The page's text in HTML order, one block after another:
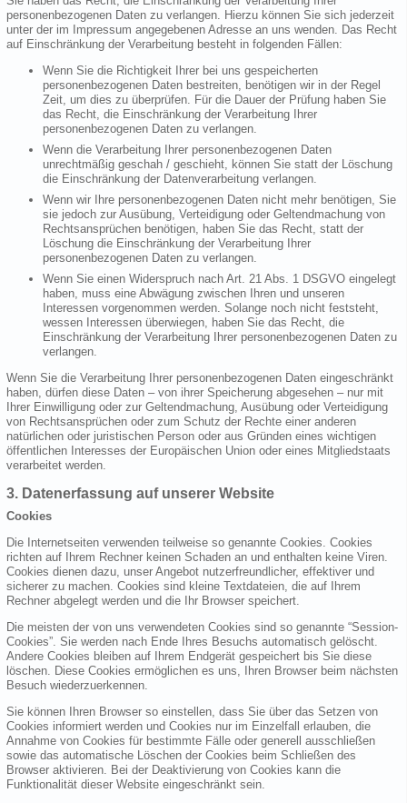
personenbezogenen Daten zu verlangen. Hierzu können Sie sich jederzeit
unter der im Impressum angegebenen Adresse an uns wenden. Das Recht
auf Einschränkung der Verarbeitung besteht in folgenden Fällen:
Wenn Sie die Richtigkeit Ihrer bei uns gespeicherten
personenbezogenen Daten bestreiten, benötigen wir in der Regel
Zeit, um dies zu überprüfen. Für die Dauer der Prüfung haben Sie
das Recht, die Einschränkung der Verarbeitung Ihrer
personenbezogenen Daten zu verlangen.
Wenn die Verarbeitung Ihrer personenbezogenen Daten
unrechtmäßig geschah / geschieht, können Sie statt der Löschung
die Einschränkung der Datenverarbeitung verlangen.
Wenn wir Ihre personenbezogenen Daten nicht mehr benötigen, Sie
sie jedoch zur Ausübung, Verteidigung oder Geltendmachung von
Rechtsansprüchen benötigen, haben Sie das Recht, statt der
Löschung die Einschränkung der Verarbeitung Ihrer
personenbezogenen Daten zu verlangen.
Wenn Sie einen Widerspruch nach Art. 21 Abs. 1 DSGVO eingelegt
haben, muss eine Abwägung zwischen Ihren und unseren
Interessen vorgenommen werden. Solange noch nicht feststeht,
wessen Interessen überwiegen, haben Sie das Recht, die
Einschränkung der Verarbeitung Ihrer personenbezogenen Daten zu
verlangen.
Wenn Sie die Verarbeitung Ihrer personenbezogenen Daten eingeschränkt
haben, dürfen diese Daten – von ihrer Speicherung abgesehen – nur mit
Ihrer Einwilligung oder zur Geltendmachung, Ausübung oder Verteidigung
von Rechtsansprüchen oder zum Schutz der Rechte einer anderen
natürlichen oder juristischen Person oder aus Gründen eines wichtigen
öffentlichen Interesses der Europäischen Union oder eines Mitgliedstaats
verarbeitet werden.
3. Datenerfassung auf unserer Website
Cookies
Die Internetseiten verwenden teilweise so genannte Cookies. Cookies
richten auf Ihrem Rechner keinen Schaden an und enthalten keine Viren.
Cookies dienen dazu, unser Angebot nutzerfreundlicher, effektiver und
sicherer zu machen. Cookies sind kleine Textdateien, die auf Ihrem
Rechner abgelegt werden und die Ihr Browser speichert.
Die meisten der von uns verwendeten Cookies sind so genannte “Session-
Cookies”. Sie werden nach Ende Ihres Besuchs automatisch gelöscht.
Andere Cookies bleiben auf Ihrem Endgerät gespeichert bis Sie diese
löschen. Diese Cookies ermöglichen es uns, Ihren Browser beim nächsten
Besuch wiederzuerkennen.
Sie können Ihren Browser so einstellen, dass Sie über das Setzen von
Cookies informiert werden und Cookies nur im Einzelfall erlauben, die
Annahme von Cookies für bestimmte Fälle oder generell ausschließen
sowie das automatische Löschen der Cookies beim Schließen des
Browser aktivieren. Bei der Deaktivierung von Cookies kann die
Funktionalität dieser Website eingeschränkt sein.